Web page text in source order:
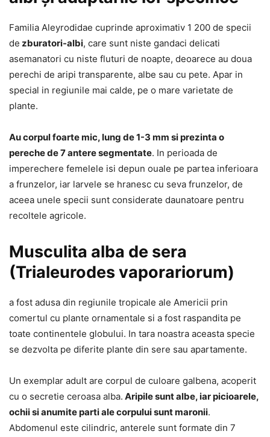
Familia Aleyrodidae cuprinde aproximativ 1 200 de specii
de zburatori-albi, care sunt niste gandaci delicati
asemanatori cu niste fluturi de noapte, deoarece au doua
perechi de aripi transparente, albe sau cu pete. Apar in
special in regiunile mai calde, pe o mare varietate de
plante.
Au corpul foarte mic, lung de 1-3 mm si prezinta o
pereche de 7 antere segmentate. In perioada de
imperechere femelele isi depun ouale pe partea inferioara
a frunzelor, iar larvele se hranesc cu seva frunzelor, de
aceea unele specii sunt considerate daunatoare pentru
recoltele agricole.
Musculita alba de sera
(Trialeurodes vaporariorum)
a fost adusa din regiunile tropicale ale Americii prin
comertul cu plante ornamentale si a fost raspandita pe
toate continentele globului. In tara noastra aceasta specie
se dezvolta pe diferite plante din sere sau apartamente.
Un exemplar adult are corpul de culoare galbena, acoperit
cu o secretie ceroasa alba. Aripile sunt albe, iar picioarele,
ochii si anumite parti ale corpului sunt maronii.
Abdomenul este cilindric, anterele sunt formate din 7